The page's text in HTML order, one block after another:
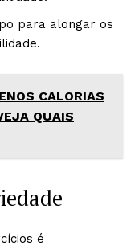
para alongar os
CALORIAS
QUAIS
é